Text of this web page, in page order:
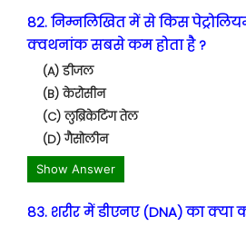
82. निम्नलिखित में से किस
क्वथनांक सबसे कम होता है ?
(A) डीजल
(B) केरोसीन
(C) लुब्रिकेटिंग तेल
(D) गैसोलीन
Show Answer
83. शरीर में डीएनए (DNA) का क्या